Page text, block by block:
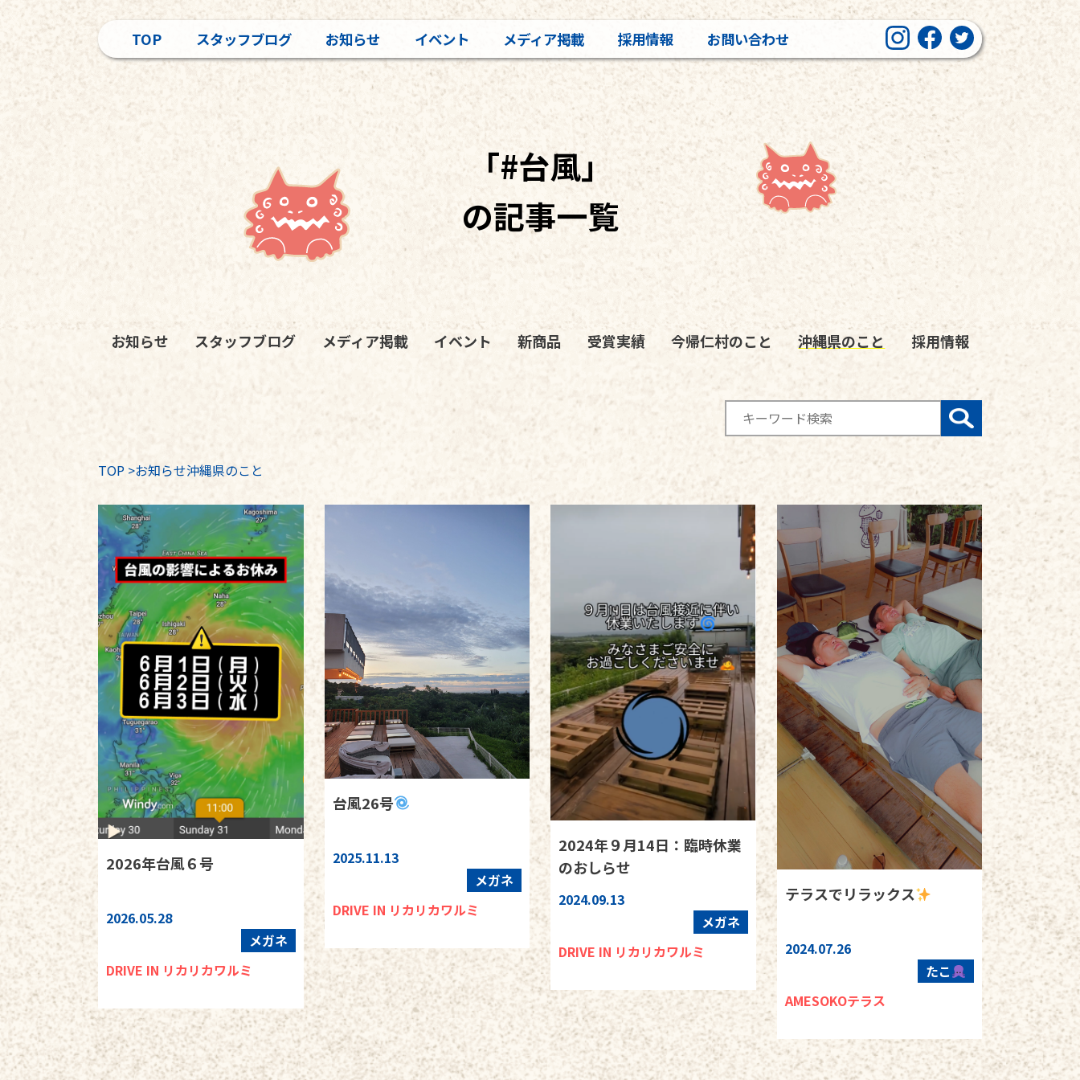
TOP スタッフブログ お知らせ イベント メディア掲載 採用情報 お問い合わせ
「#台風」
の記事一覧
お知らせ スタッフブログ メディア掲載 イベント 新商品 受賞実績 今帰仁村のこと 沖縄県のこと 採用情報
TOP >お知らせ沖縄県のこと
2026年台風６号
2026.05.28
メガネ
DRIVE IN リカリカワルミ
台風26号
2025.11.13
メガネ
DRIVE IN リカリカワルミ
2024年９月14日：臨時休業
のおしらせ
2024.09.13
メガネ
DRIVE IN リカリカワルミ
テラスでリラックス
2024.07.26
たこ
AMESOKOテラス